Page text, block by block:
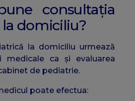
consultația
domiciliu?
la domiciliu urmează
medicale ca și evaluarea
de pediatrie.
poate efectua: